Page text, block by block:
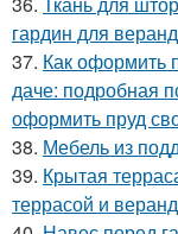
гардин для
37. Как оформить
даче: подробная
оформить пруд
38. Мебель из
39. Крытая
террасой и